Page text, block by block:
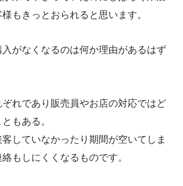
もきっとおられると思います。
がなくなるのは何か理由があるはず
れであり販売員やお店の対応ではど
もある。
していなかったり期間が空いてしま
もしにくくなるものです。